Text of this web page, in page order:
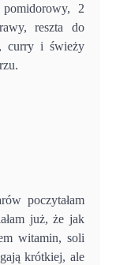
2
reszta do
curry i świeży
poczytałam
już, że jak
witamin, soli
krótkiej, ale